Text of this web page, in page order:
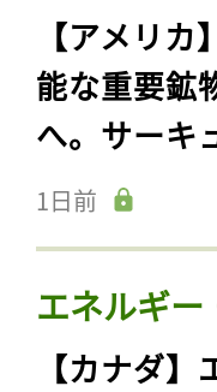
【アメリ
能な重要鉱
へ。サーキ
1日前
エネルギー
【カナダ